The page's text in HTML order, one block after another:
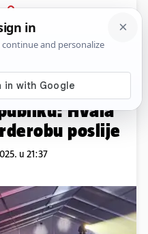
PRIJAVA
Komentari
na koncertu
Hvala
poslije
u 21:37